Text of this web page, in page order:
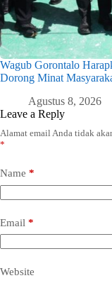
Wagub Gorontalo
Dorong Minat
Agustus 8, 2026
Leave a Reply
Alamat email Anda tidak
*
Name *
Email *
Website